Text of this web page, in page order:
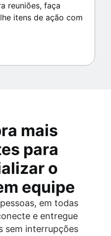
reuniões, faça
itens de ação com
mais
para
o
equipe
em todas
e entregue
sem interrupções